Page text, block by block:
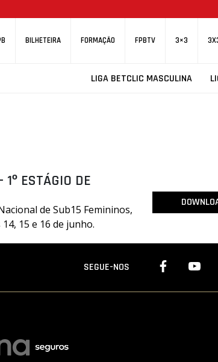
BILHETEIRA FORMAÇÃO FPBTV 3×3
LIGA BETCLIC MASCULINA
ESTÁGIO DE
de Sub15 Femininos,
15 e 16 de junho.
SEGUE-NOS